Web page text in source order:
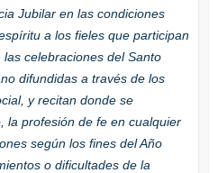
Jubilar en las condiciones
a los fieles que participan
celebraciones del Santo
difundidas a través de los
y recitan donde se
la profesión de fe en cualquier
según los fines del Año
o dificultades de la